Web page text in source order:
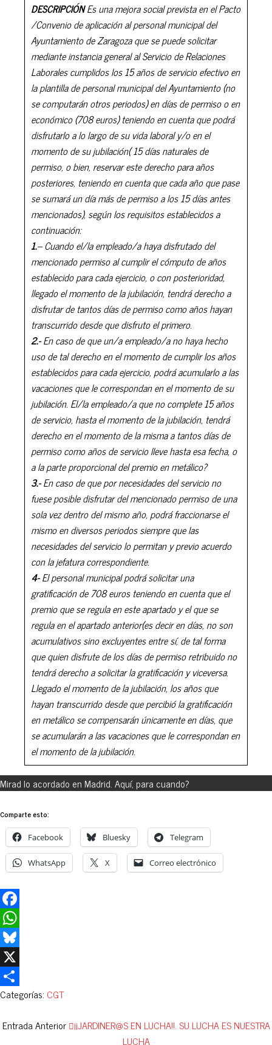
DESCRIPCIÓNEs una mejora social prevista en el Pacto
/Convenio de aplicación al personal municipal del
Ayuntamiento de Zaragoza que se puede solicitar
mediante instancia general al Servicio de Relaciones
Laborales cumplidos los 15 años de servicio efectivo en
la plantilla de personal municipal del Ayuntamiento (no
se computarán otros periodos) en días de permiso o en
económico (708 euros) teniendo en cuenta que podrá
disfrutarlo a lo largo de su vida laboral y/o en el
momento de su jubilación( 15 días naturales de
permiso, o bien, reservar este derecho para años
posteriores, teniendo en cuenta que cada año que pase
se sumará un día más de permiso a los 15 días antes
mencionados), según los requisitos establecidos a
continuación:
1.– Cuando el/la empleado/a haya disfrutado del
mencionado permiso al cumplir el cómputo de años
establecido para cada ejercicio, o con posterioridad,
llegado el momento de la jubilación, tendrá derecho a
disfrutar de tantos días de permiso como años hayan
transcurrido desde que disfruto el primero.
2.-En caso de que un/a empleado/a no haya hecho
uso de tal derecho en el momento de cumplir los años
establecidos para cada ejercicio, podrá acumularlo a las
vacaciones que le correspondan en el momento de su
jubilación. El/la empleado/a que no complete 15 años
de servicio, hasta el momento de la jubilación, tendrá
derecho en el momento de la misma a tantos días de
permiso como años de servicio lleve hasta esa fecha, o
a la parte proporcional del premio en metálico?
3.-En caso de que por necesidades del servicio no
fuese posible disfrutar del mencionado permiso de una
sola vez dentro del mismo año, podrá fraccionarse el
mismo en diversos periodos siempre que las
necesidades del servicio lo permitan y previo acuerdo
con la jefatura correspondiente.
4-El personal municipal podrá solicitar una
gratificación de 708 euros teniendo en cuenta que el
premio que se regula en este apartado y el que se
regula en el apartado anterior(es decir en días, no son
acumulativos sino excluyentes entre sí, de tal forma
que quien disfrute de los días de permiso retribuido no
tendrá derecho a solicitar la gratificación y viceversa.
Llegado el momento de la jubilación, los años que
hayan transcurrido desde que percibió la gratificación
en metálico se compensarán únicamente en días, que
se acumularán a las vacaciones que le correspondan en
el momento de la jubilación.
Mirad lo acordado en Madrid. Aquí, para cuando?
Comparte esto:
Facebook Bluesky Telegram
WhatsApp X Correo electrónico
Facebook
WhatsApp
Bluesky
X
Compartir
Categorías: CGT
Entrada Anterior ¡¡JARDINER@S EN LUCHA!!. SU LUCHA ES NUESTRA
LUCHA